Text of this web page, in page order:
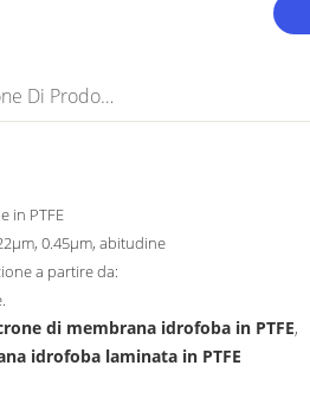
Descrizione Di Prodotto
in PTFE
0.45μm, abitudine
a partire da:
di membrana idrofoba in PTFE,
idrofoba laminata in PTFE